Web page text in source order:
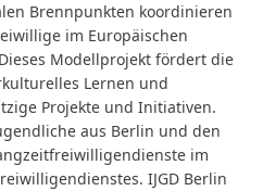
Brennpunkten koordinieren
im Europäischen
Modellprojekt fördert die
Lernen und
Projekte und Initiativen.
aus Berlin und den
im
IJGD Berlin